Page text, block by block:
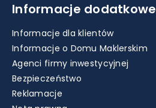
Informacje dodatkowe
Informacje dla klientów
Informacje o Domu Maklerskim
Agenci firmy inwestycyjnej
Bezpieczeństwo
Reklamacje